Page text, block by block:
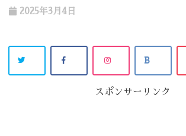
2025年3月4日
スポンサーリンク